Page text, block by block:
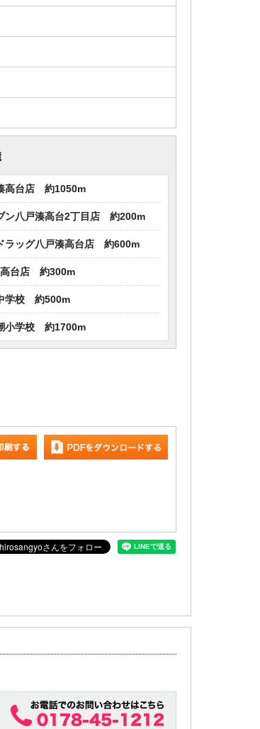
高台店 約1050m
ン八戸湊高台2丁目店 約200m
ラッグ八戸湊高台店 約600m
高台店 約300m
学校 約500m
小学校 約1700m